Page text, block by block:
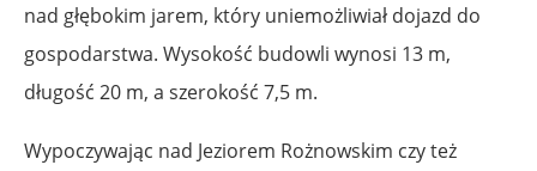
nad głębokim jarem, który uniemożliwiał dojazd do
gospodarstwa. Wysokość budowli wynosi 13 m,
długość 20 m, a szerokość 7,5 m.
Wypoczywając nad Jeziorem Rożnowskim czy też